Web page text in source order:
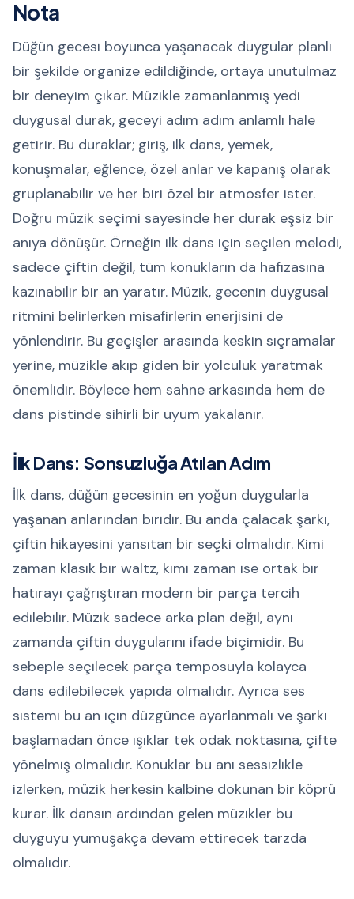
Nota
Düğün gecesi boyunca yaşanacak duygular planlı
bir şekilde organize edildiğinde, ortaya unutulmaz
bir deneyim çıkar. Müzikle zamanlanmış yedi
duygusal durak, geceyi adım adım anlamlı hale
getirir. Bu duraklar; giriş, ilk dans, yemek,
konuşmalar, eğlence, özel anlar ve kapanış olarak
gruplanabilir ve her biri özel bir atmosfer ister.
Doğru müzik seçimi sayesinde her durak eşsiz bir
anıya dönüşür. Örneğin ilk dans için seçilen melodi,
sadece çiftin değil, tüm konukların da hafızasına
kazınabilir bir an yaratır. Müzik, gecenin duygusal
ritmini belirlerken misafirlerin enerjisini de
yönlendirir. Bu geçişler arasında keskin sıçramalar
yerine, müzikle akıp giden bir yolculuk yaratmak
önemlidir. Böylece hem sahne arkasında hem de
dans pistinde sihirli bir uyum yakalanır.
İlk Dans: Sonsuzluğa Atılan Adım
İlk dans, düğün gecesinin en yoğun duygularla
yaşanan anlarından biridir. Bu anda çalacak şarkı,
çiftin hikayesini yansıtan bir seçki olmalıdır. Kimi
zaman klasik bir waltz, kimi zaman ise ortak bir
hatırayı çağrıştıran modern bir parça tercih
edilebilir. Müzik sadece arka plan değil, aynı
zamanda çiftin duygularını ifade biçimidir. Bu
sebeple seçilecek parça temposuyla kolayca
dans edilebilecek yapıda olmalıdır. Ayrıca ses
sistemi bu an için düzgünce ayarlanmalı ve şarkı
başlamadan önce ışıklar tek odak noktasına, çifte
yönelmiş olmalıdır. Konuklar bu anı sessizlikle
izlerken, müzik herkesin kalbine dokunan bir köprü
kurar. İlk dansın ardından gelen müzikler bu
duyguyu yumuşakça devam ettirecek tarzda
olmalıdır.